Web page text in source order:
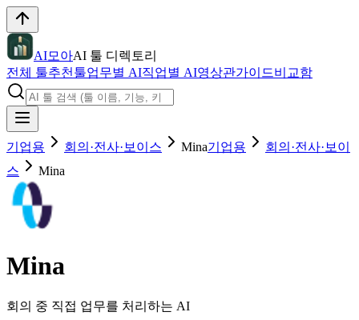
AI모아AI 툴 디렉토리
전체 툴추천툴업무별 AI직업별 AI영상관가이드비교함
기업용 회의·전사·보이스 Mina기업용
회의·전사·보이
스
Mina
Mina
회의 중 직접 업무를 처리하는 AI